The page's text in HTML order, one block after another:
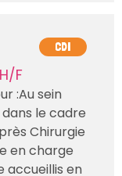
CDI
F
:Au sein
le cadre
Chirurgie
en charge
accueillis en